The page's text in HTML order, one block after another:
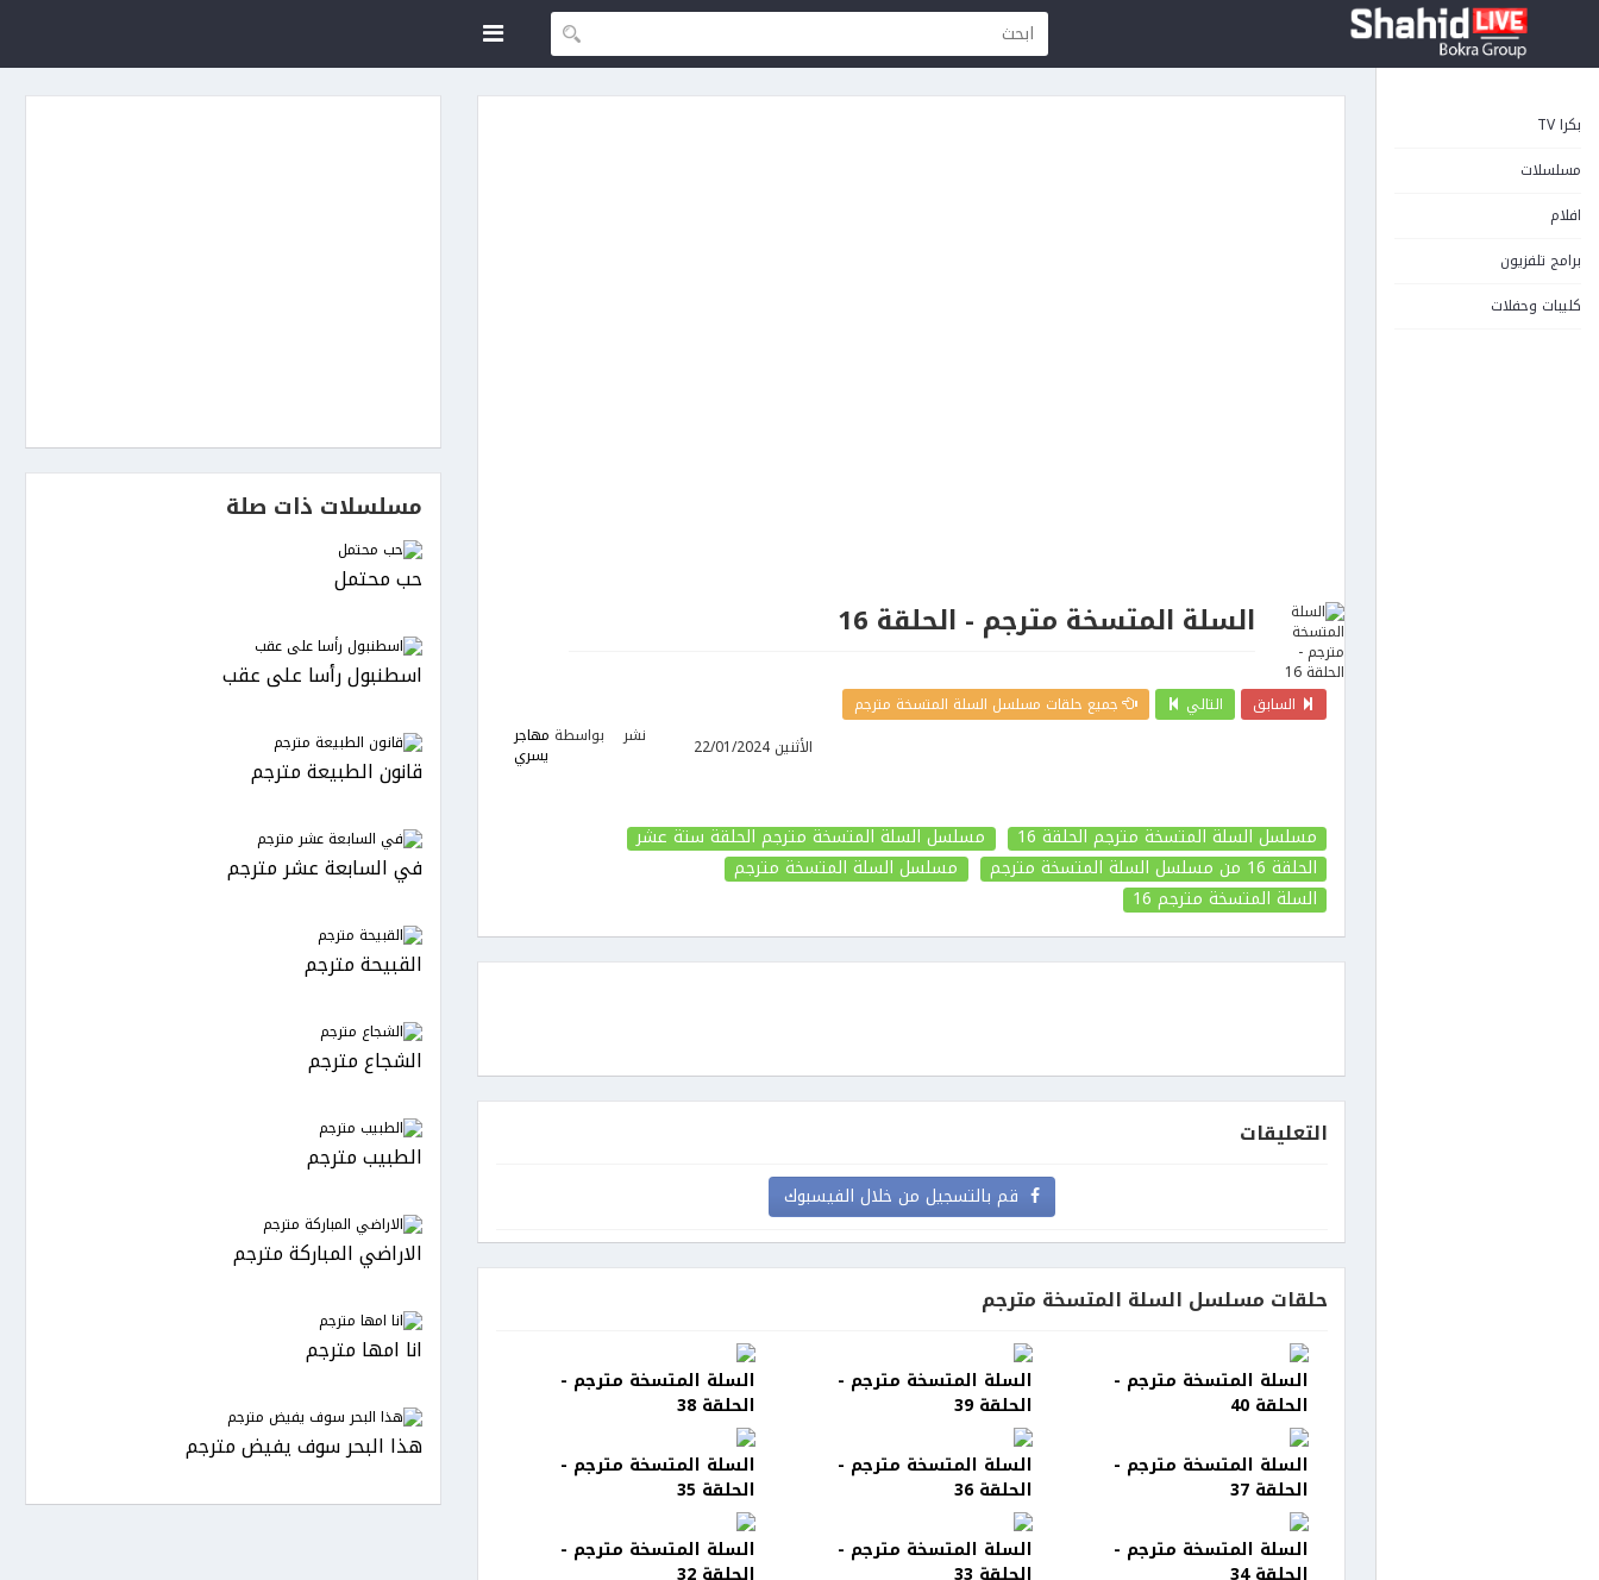
بكرا TV
مسلسلات
افلام
برامج تلفزيون
كليبات وحفلات
السلة المتسخة مترجم - الحلقة 16
السابق التالي
جميع حلقات مسلسل السلة المتسخة مترجم
نشر
الأثنين 22/01/2024 بواسطة مهاجر
يسري
مسلسل السلة المتسخة مترجم الحلقة 16
مسلسل السلة المتسخة مترجم الحلقة ستة عشر
الحلقة 16
من مسلسل السلة المتسخة مترجم
مسلسل السلة المتسخة مترجم
السلة المتسخة مترجم 16
التعليقات
قم بالتسجيل من خلال الفيسبوك
حلقات مسلسل السلة المتسخة مترجم
السلة المتسخة مترجم -
الحلقة 40
السلة المتسخة مترجم -
الحلقة 39
السلة المتسخة مترجم -
الحلقة 38
السلة المتسخة مترجم -
الحلقة 37
السلة المتسخة مترجم -
الحلقة 36
السلة المتسخة مترجم -
الحلقة 35
السلة المتسخة مترجم -
السلة المتسخة مترجم - السلة المتسخة مترجم -
مسلسلات ذات صلة
حب محتمل
اسطنبول رأسا على عقب
قانون الطبيعة مترجم
في السابعة عشر مترجم
القبيحة مترجم
الشجاع مترجم
الطبيب مترجم
الاراضي المباركة مترجم
انا امها مترجم
هذا البحر سوف يفيض مترجم